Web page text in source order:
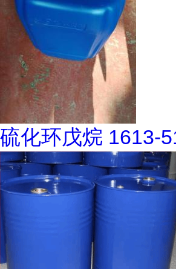
硫化环戊烷 1613-